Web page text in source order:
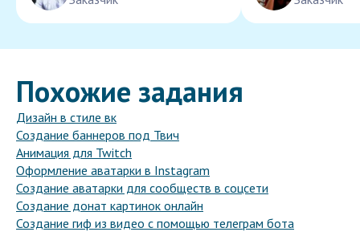
Похожие задания
Дизайн в стиле вк
Создание баннеров под Твич
Анимация для Twitch
Оформление аватарки в Instagram
Создание аватарки для сообществ в соцсети
Создание донат картинок онлайн
Создание гиф из видео с помощью телеграм бота